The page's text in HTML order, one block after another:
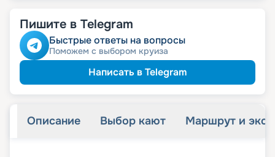
Пишите в Telegram
Быстрые ответы на вопросы
Поможем с выбором круиза
Написать в Telegram
Описание Выбор кают Маршрут и